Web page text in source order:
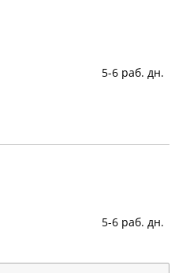
5-6 раб. дн.
5-6 раб. дн.